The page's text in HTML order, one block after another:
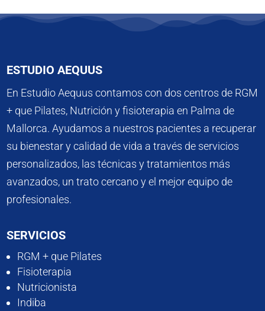
ESTUDIO AEQUUS
En Estudio Aequus contamos con dos centros de RGM
+ que Pilates, Nutrición y fisioterapia en Palma de
Mallorca. Ayudamos a nuestros pacientes a recuperar
su bienestar y calidad de vida a través de servicios
personalizados, las técnicas y tratamientos más
avanzados, un trato cercano y el mejor equipo de
profesionales.
SERVICIOS
RGM + que Pilates
Fisioterapia
Nutricionista
Indiba